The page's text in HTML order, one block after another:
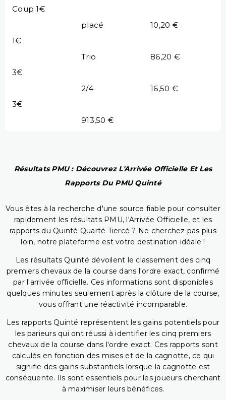
Coup 1€
placé
10,20 €
1€
Trio
86,20 €
3€
2/4
16,50 €
3€
913,50 €
Résultats PMU : Découvrez L'Arrivée Officielle Et Les
Rapports Du PMU Quinté
Vous êtes à la recherche d'une source fiable pour consulter
rapidement les résultats PMU, l'Arrivée Officielle, et les
rapports du Quinté Quarté Tiercé ? Ne cherchez pas plus
loin, notre plateforme est votre destination idéale !
Les résultats Quinté dévoilent le classement des cinq
premiers chevaux de la course dans l'ordre exact, confirmé
par l'arrivée officielle. Ces informations sont disponibles
quelques minutes seulement après la clôture de la course,
vous offrant une réactivité incomparable.
Les rapports Quinté représentent les gains potentiels pour
les parieurs qui ont réussi à identifier les cinq premiers
chevaux de la course dans l'ordre exact. Ces rapports sont
calculés en fonction des mises et de la cagnotte, ce qui
signifie des gains substantiels lorsque la cagnotte est
conséquente. Ils sont essentiels pour les joueurs cherchant
à maximiser leurs bénéfices.